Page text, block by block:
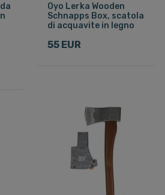
Oyo Lerka Wooden
Schnapps Box, scatola
di acquavite in legno
55 EUR